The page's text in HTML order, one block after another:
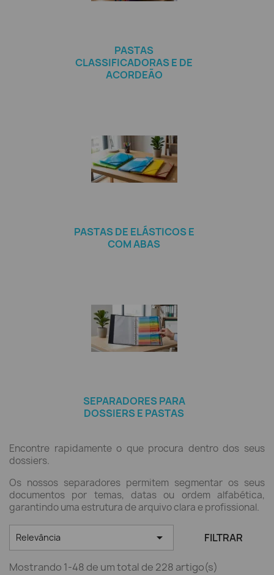
PASTAS
CLASSIFICADORAS E DE
ACORDEÃO
PASTAS DE ELÁSTICOS E
COM ABAS
SEPARADORES PARA
DOSSIERS E PASTAS
Encontre rapidamente o que procura dentro dos seus
dossiers.
Os nossos separadores permitem segmentar os seus
documentos por temas, datas ou ordem alfabética,
garantindo uma estrutura de arquivo clara e profissional.
Relevância  FILTRAR
Mostrando 1-48 de um total de 228 artigo(s)